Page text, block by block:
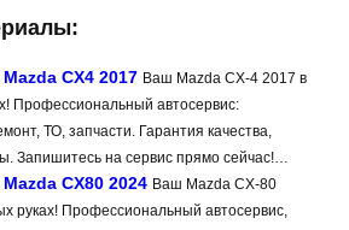
CX4 2017 Ваш Mazda CX-4 2017 в
Профессиональный автосервис:
ТО, запчасти. Гарантия качества,
Запишитесь на сервис прямо сейчас!…
CX80 2024 Ваш Mazda CX-80
руках! Профессиональный автосервис,